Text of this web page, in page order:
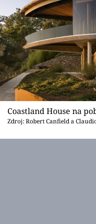
Coastland House na
Zdroj: Robert Canfield a